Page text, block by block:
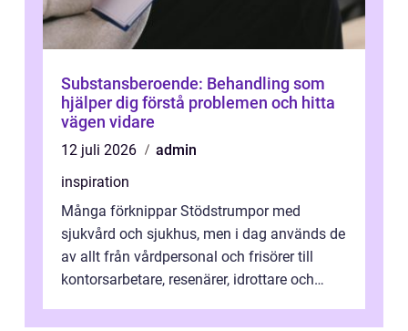
Substansberoende: Behandling som
hjälper dig förstå problemen och hitta
vägen vidare
12 juli 2026
admin
inspiration
Många förknippar Stödstrumpor med
sjukvård och sjukhus, men i dag används de
av allt från vårdpersonal och frisörer till
kontorsarbetare, resenärer, idrottare och